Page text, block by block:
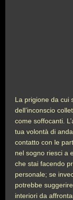
La prigione da cui
dell’inconscio
come soffocanti.
tua volontà di
contatto con le
nel sogno riesci a
che stai facendo
personale; se
potrebbe
interiori da